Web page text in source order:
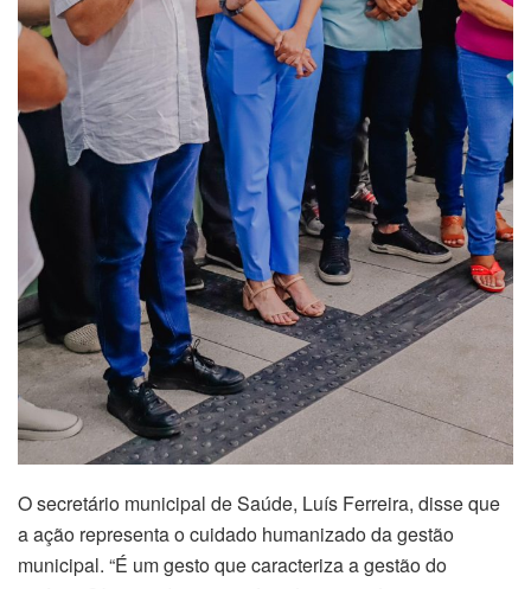
O secretário municipal de Saúde, Luís Ferreira, disse que
a ação representa o cuidado humanizado da gestão
municipal. “É um gesto que caracteriza a gestão do